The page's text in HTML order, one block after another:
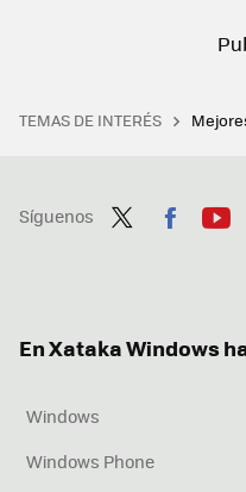
TEMAS DE INTERÉS
Síguenos
En Xataka Windows
Windows
Windows Phone